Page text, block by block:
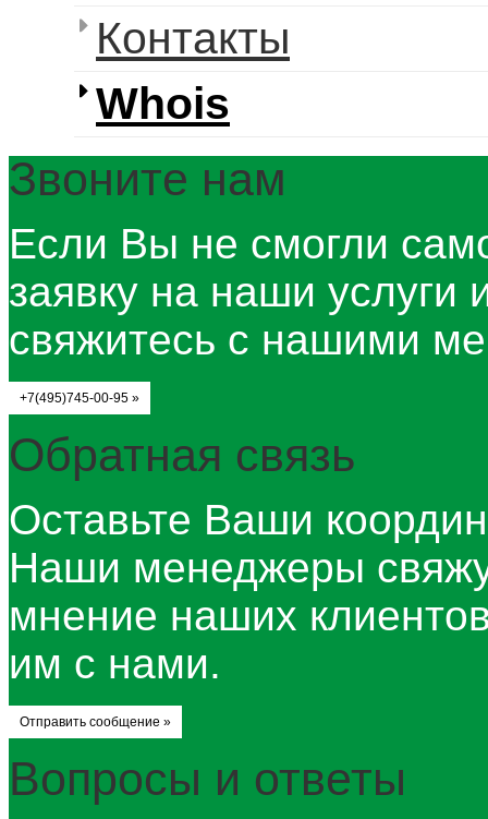
Контакты
Whois
Звоните нам
Если Вы не смогли
заявку на наши услуги
свяжитесь с нашими
+7(495)745-00-95 »
Обратная связь
Оставьте Ваши
Наши менеджеры
мнение наших
им с нами.
Отправить сообщение »
Вопросы и ответы